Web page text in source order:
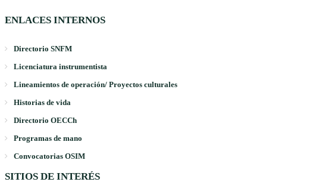
ENLACES INTERNOS
Directorio SNFM
Licenciatura instrumentista
Lineamientos de operación/ Proyectos culturales
Historias de vida
Directorio OECCh
Programas de mano
Convocatorias OSIM
SITIOS DE INTERÉS